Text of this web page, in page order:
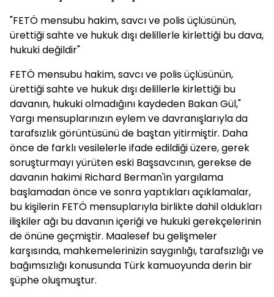
"FETÖ mensubu hakim, savcı ve polis üçlüsünün,
ürettiği sahte ve hukuk dışı delillerle kirlettiği bu dava,
hukuki değildir"
FETÖ mensubu hakim, savcı ve polis üçlüsünün,
ürettiği sahte ve hukuk dışı delillerle kirlettiği bu
davanın, hukuki olmadığını kaydeden Bakan Gül,"
Yargı mensuplarınızın eylem ve davranışlarıyla da
tarafsızlık görüntüsünü de baştan yitirmiştir. Daha
önce de farklı vesilelerle ifade edildiği üzere, gerek
soruşturmayı yürüten eski Başsavcının, gerekse de
davanın hakimi Richard Berman'in yargılama
başlamadan önce ve sonra yaptıkları açıklamalar,
bu kişilerin FETÖ mensuplarıyla birlikte dahil oldukları
ilişkiler ağı bu davanın içeriği ve hukuki gerekçelerinin
de önüne geçmiştir. Maalesef bu gelişmeler
karşısında, mahkemelerinizin saygınlığı, tarafsızlığı ve
bağımsızlığı konusunda Türk kamuoyunda derin bir
şüphe oluşmuştur.